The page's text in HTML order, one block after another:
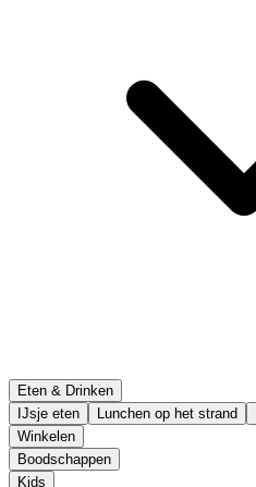
Eten & Drinken
IJsje eten
Lunchen op het strand
Winkelen
Boodschappen
Kids